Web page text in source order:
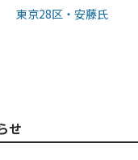
東京28区・安藤氏
せ